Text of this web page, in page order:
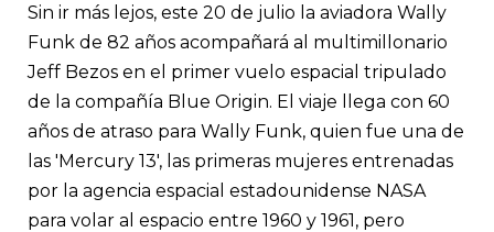
Sin ir más lejos, este 20 de julio la aviadora Wally
Funk de 82 años acompañará al multimillonario
Jeff Bezos en el primer vuelo espacial tripulado
de la compañía Blue Origin. El viaje llega con 60
años de atraso para Wally Funk, quien fue una de
las 'Mercury 13', las primeras mujeres entrenadas
por la agencia espacial estadounidense NASA
para volar al espacio entre 1960 y 1961, pero